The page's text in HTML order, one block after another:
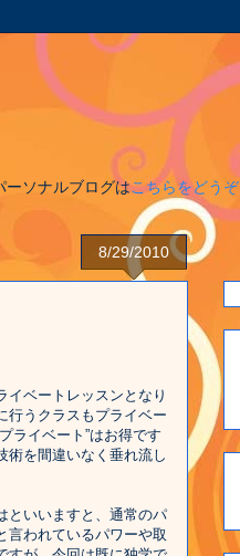
ーソナルブログはこちらをどうぞ
8/29/2010
イベートレッスンとなり
行うクラスもプライベー
ライベート”はお得です
術を間違いなく垂れ流し
といいますと、通常のパ
言われているパワーや取